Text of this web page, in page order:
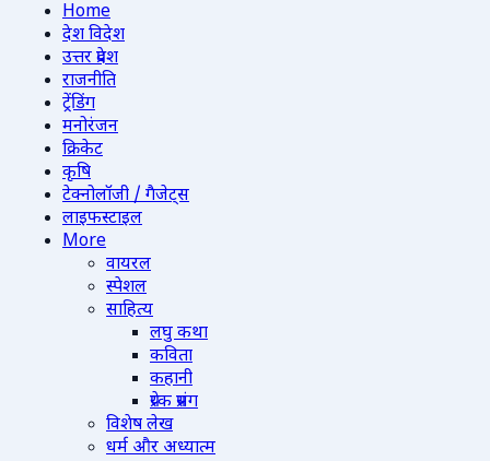
Home
देश विदेश
उत्तर प्रदेश
राजनीति
ट्रेंडिंग
मनोरंजन
क्रिकेट
कृषि
टेक्नोलॉजी / गैजेट्स
लाइफस्टाइल
More
वायरल
स्पेशल
साहित्य
लघु कथा
कविता
कहानी
प्रेरक प्रसंग
विशेष लेख
धर्म और अध्यात्म